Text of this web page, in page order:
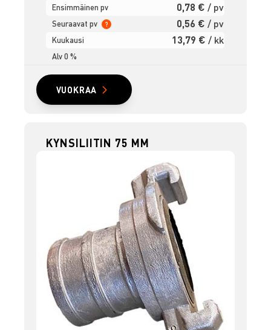
Ensimmäinen pv 0,78 € / pv
Seuraavat pv ? 0,56 € / pv
Kuukausi 13,79 € / kk
Alv 0 %
VUOKRAA
KYNSILIITIN 75 MM